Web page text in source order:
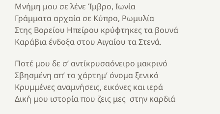
Μνήμη μου σε λένε Ίμβρο, Ιωνία
Γράμματα αρχαία σε Κύπρο, Ρωμυλία
Στης Βορείου Ηπείρου κρύφτηκες τα βουνά
Καράβια ένδοξα στου Αιγαίου τα Στενά.
Ποτέ μου δε σ’ αντίκρυσαόνειρο μακρινό
Σβησμένη απ’ το χάρτημ’ όνομα ξενικό
Κρυμμένες αναμνήσεις, εικόνες και ιερά
Δική μου ιστορία που ζεις μες στην καρδιά